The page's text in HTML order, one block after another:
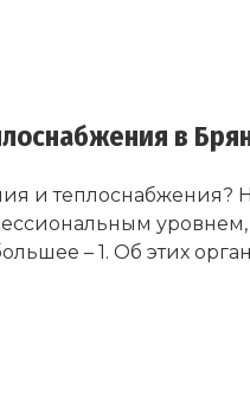
в
и теплоснабжения?
– 1. Об этих